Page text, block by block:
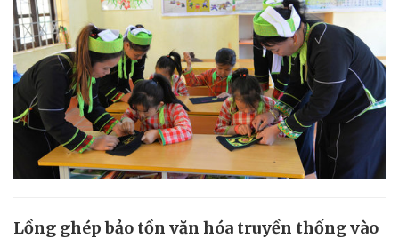
Lồng ghép bảo tồn văn hóa truyền thống vào